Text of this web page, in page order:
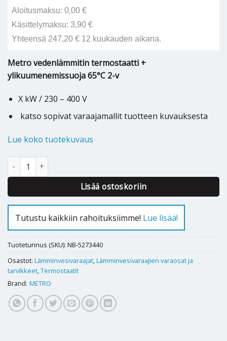
Aloitusmaksu: 0,00 €
Käsittelymaksu: 3,90 €
Yhteensä 247,20 € 12 kuukauden aikana.
Metro vedenlämmitin termostaatti +
ylikuumenemissuoja 65°C 2-v
X kW / 230 – 400 V
katso sopivat varaajamallit tuotteen kuvauksesta
Lue koko tuotekuvaus
Metro Therm varaajan termostaatti + 65°C 2-v - 2754609999
Lisää ostoskoriin
Tutustu kaikkiin rahoituksiimme! Lue lisää!
Tuotetunnus (SKU): NB-5273440
Osastot: Lämminvesivaraajat,Lämminvesivaraajien varaosat ja
tarvikkeet,Termostaatit
Brand: METRO